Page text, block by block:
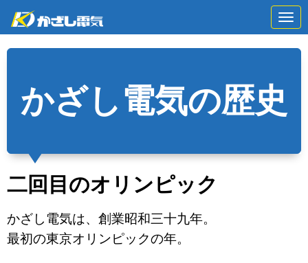
N
a
i
n
かざし電気の歴史
二回目のオリンピック
かざし電気は、創業昭和三十九年。
最初の東京オリンピックの年。